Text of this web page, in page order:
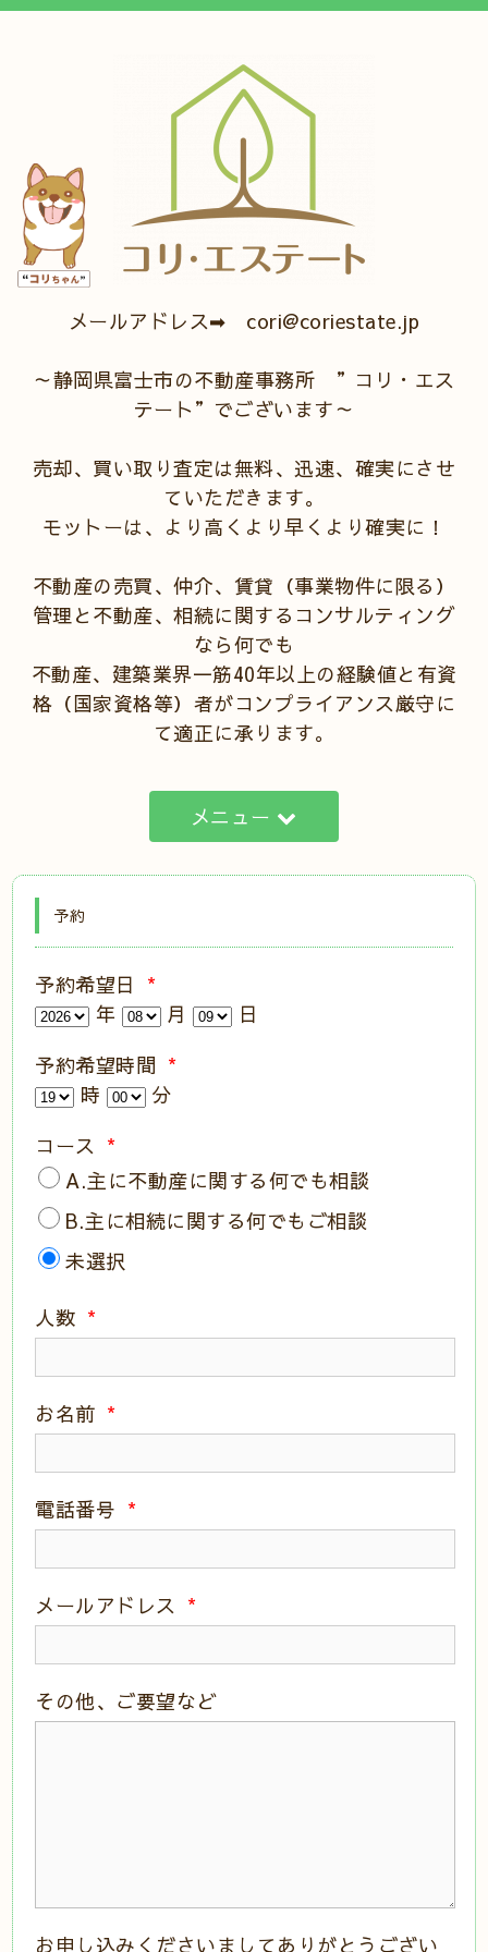
メールアドレス➡ cori@coriestate.jp
～静岡県富士市の不動産事務所 ”コリ・エス
テート”でございます～
売却、買い取り査定は無料、迅速、確実にさせ
ていただきます。
モットーは、より高くより早くより確実に！
不動産の売買、仲介、賃貸（事業物件に限る）
管理と不動産、相続に関するコンサルティング
なら何でも
不動産、建築業界一筋40年以上の経験値と有資
格（国家資格等）者がコンプライアンス厳守に
て適正に承ります。
メニュー
予約
予約希望日 *
年
月
日
予約希望時間 *
時
分
コース *
A.主に不動産に関する何でも相談
B.主に相続に関する何でもご相談
未選択
人数 *
お名前 *
電話番号 *
メールアドレス *
その他、ご要望など
お申し込みくださいましてありがとうござい